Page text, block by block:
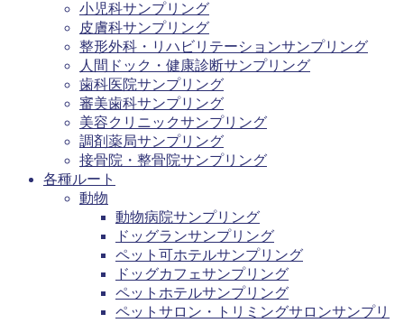
小児科サンプリング
皮膚科サンプリング
整形外科・リハビリテーションサンプリング
人間ドック・健康診断サンプリング
歯科医院サンプリング
審美歯科サンプリング
美容クリニックサンプリング
調剤薬局サンプリング
接骨院・整骨院サンプリング
各種ルート
動物
動物病院サンプリング
ドッグランサンプリング
ペット可ホテルサンプリング
ドッグカフェサンプリング
ペットホテルサンプリング
ペットサロン・トリミングサロンサンプリ